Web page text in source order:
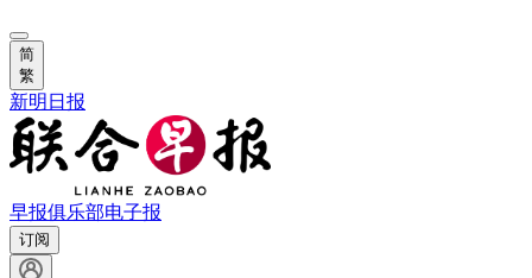
简
繁
新明日报
早报俱乐部电子报
订阅